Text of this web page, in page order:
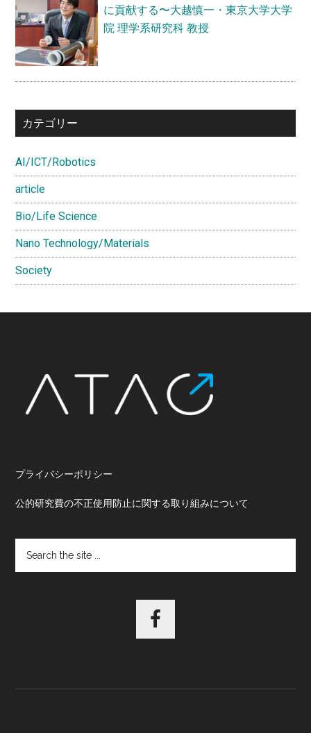
に貢献する〜大越慎一・東京大学大学
院 理学系研究科 教授
カテゴリー
AI/ICT/Robotics
article
Bio/Life Science
Nano Technology/Materials
Society
プライバシーポリシー
公的研究費の不正使用防止に関する取り組みについて
the